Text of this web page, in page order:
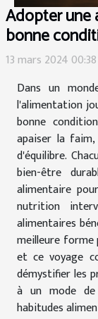
Adopter une
bonne
13 mars 2024 00:38
Dans un
l'alimentation
bonne
apaiser la
d'équilibre.
bien-être
alimentaire
nutrition
alimentaires
meilleure forme
et ce voyage
démystifier les
à un mode
habitudes